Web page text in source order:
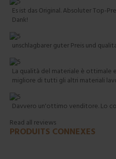
Es ist das Original. Absoluter Top-
Dank!
unschlagbarer guter Preis und
La qualità del materiale è ottimale
migliore di tutti gli altri materiali
Davvero un'ottimo venditore. Lo
Read all reviews
PRODUITS CONNEXES